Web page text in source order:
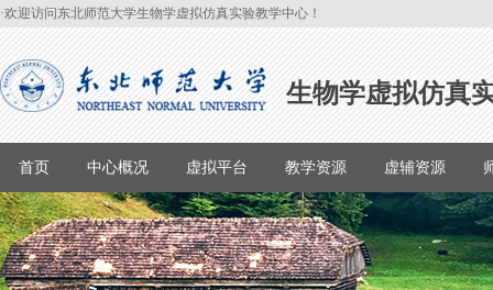
·欢迎访问东北师范大学生物学虚拟仿真实验教学中心！
生物学虚拟仿真
首页 中心概况 虚拟平台 教学资源 虚辅资源